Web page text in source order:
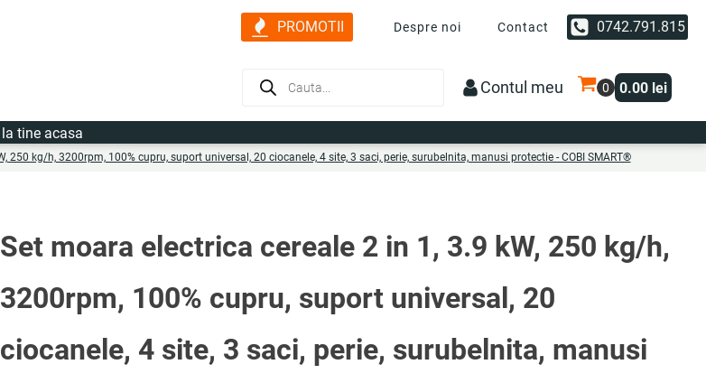
PROMOTII Despre noi Contact 0742.791.815
Products
Contul meu 0.00 lei
acasa
250 kg/h, 3200rpm, 100% cupru, suport universal, 20 ciocanele, 4 site, 3 saci, perie, surubelnita, manusi protectie - COBI SMART®
Set moara electrica cereale 2 in 1, 3.9 kW, 250 kg/h,
3200rpm, 100% cupru, suport universal, 20
ciocanele, 4 site, 3 saci, perie, surubelnita, manusi